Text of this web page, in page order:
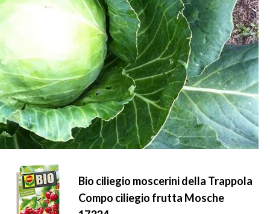
Bio ciliegio moscerini della Trappola
Compo ciliegio frutta Mosche